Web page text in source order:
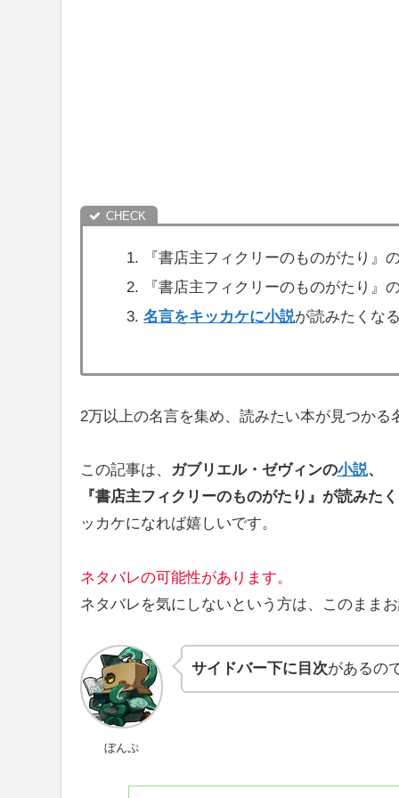
『書店主フィクリーのものがたり』
『書店主フィクリーのものがたり』
名言をキッカケに小説が読みたくな
2万以上の名言を集め、読みたい本が見つか
この記事は、 ガブリエル・ゼヴィンの小説、
『書店主フィクリーのものがたり』が読みた
ッカケになれば嬉しいです。
ネタバレの可能性があります。
ネタバレを気にしないという方は、このまま
ぼんぷ
サイドバー下に目次があるの